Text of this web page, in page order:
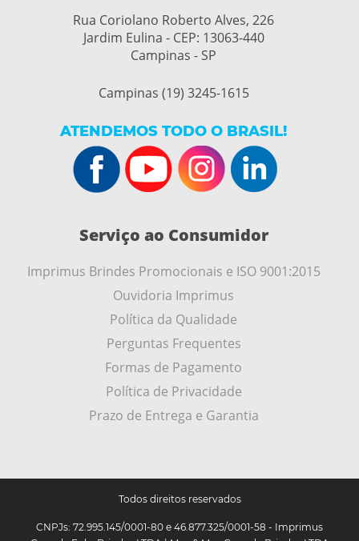
Rua Coriolano Roberto Alves, 226
Jardim Eulina - CEP: 13063-440
Campinas - SP
Campinas (19) 3245-1615
ATENDEMOS TODO O BRASIL!
Serviço ao Consumidor
Imprimus Brindes Promocionais e ISO 9001:2015
Ouvidoria Imprimus
Política da Qualidade
Perguntas Frequentes
Formas de Pagamento
Política de Privacidade
Prazo de Entrega e Garantia
Todos direitos reservados
CNPJs: 72.995.145/0001-80 e 46.877.325/0001-58 - Imprimus